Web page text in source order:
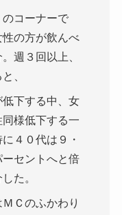
コーナーで
性の方が飲んべ
週３回以上、
、
下する中、女
様低下する一
４０代は９・
ーセントへと倍
た。
Ｃのふかわり